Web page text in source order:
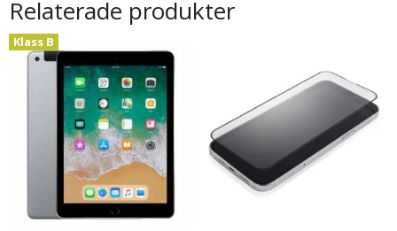
Relaterade produkter
Klass B